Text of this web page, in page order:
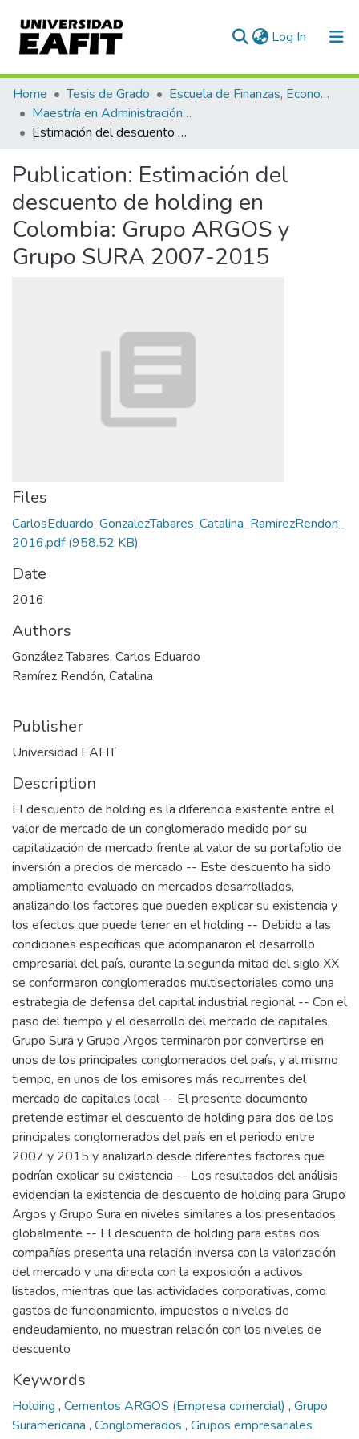
Log In (current)
Communities & Collections
All of DSpace
Home Tesis de Grado
Escuela de Finanzas, Economía y Gobierno
Maestría en Administración Financiera (tesis)
Estimación del descuento de holding en Colombia: Grupo ARGOS y Grupo SURA 2007-2015
Publication: Estimación del
descuento de holding en
Colombia: Grupo ARGOS y
Grupo SURA 2007-2015
Files
CarlosEduardo_GonzalezTabares_Catalina_RamirezRendon_
2016.pdf(958.52 KB)
Date
2016
Authors
González Tabares, Carlos Eduardo
Ramírez Rendón, Catalina
Publisher
Universidad EAFIT
Description
El descuento de holding es la diferencia existente entre el
valor de mercado de un conglomerado medido por su
capitalización de mercado frente al valor de su portafolio de
inversión a precios de mercado -- Este descuento ha sido
ampliamente evaluado en mercados desarrollados,
analizando los factores que pueden explicar su existencia y
los efectos que puede tener en el holding -- Debido a las
condiciones específicas que acompañaron el desarrollo
empresarial del país, durante la segunda mitad del siglo XX
se conformaron conglomerados multisectoriales como una
estrategia de defensa del capital industrial regional -- Con el
paso del tiempo y el desarrollo del mercado de capitales,
Grupo Sura y Grupo Argos terminaron por convertirse en
unos de los principales conglomerados del país, y al mismo
tiempo, en unos de los emisores más recurrentes del
mercado de capitales local -- El presente documento
pretende estimar el descuento de holding para dos de los
principales conglomerados del país en el periodo entre
2007 y 2015 y analizarlo desde diferentes factores que
podrían explicar su existencia -- Los resultados del análisis
evidencian la existencia de descuento de holding para Grupo
Argos y Grupo Sura en niveles similares a los presentados
globalmente -- El descuento de holding para estas dos
compañías presenta una relación inversa con la valorización
del mercado y una directa con la exposición a activos
listados, mientras que las actividades corporativas, como
gastos de funcionamiento, impuestos o niveles de
endeudamiento, no muestran relación con los niveles de
descuento
Keywords
Holding , Cementos ARGOS (Empresa comercial) , Grupo
Suramericana , Conglomerados , Grupos empresariales